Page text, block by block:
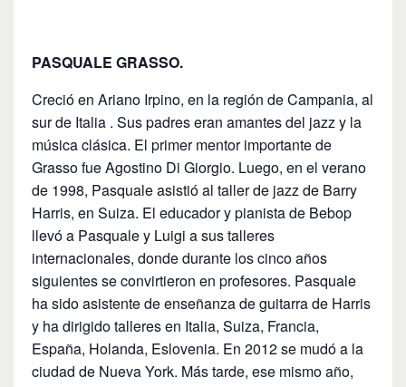
PASQUALE GRASSO.
Creció en Ariano Irpino, en la región de Campania, al
sur de Italia . Sus padres eran amantes del jazz y la
música clásica. El primer mentor importante de
Grasso fue Agostino Di Giorgio. Luego, en el verano
de 1998, Pasquale asistió al taller de jazz de Barry
Harris, en Suiza. El educador y pianista de Bebop
llevó a Pasquale y Luigi a sus talleres
internacionales, donde durante los cinco años
siguientes se convirtieron en profesores. Pasquale
ha sido asistente de enseñanza de guitarra de Harris
y ha dirigido talleres en Italia, Suiza, Francia,
España, Holanda, Eslovenia. En 2012 se mudó a la
ciudad de Nueva York. Más tarde, ese mismo año,